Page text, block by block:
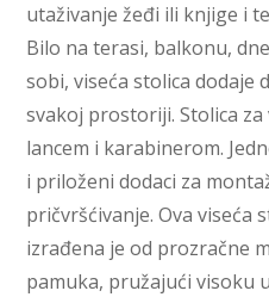
utaživanje žeđi ili knjige i
Bilo na terasi, balkonu,
sobi, viseća stolica dodaje
svakoj prostoriji. Stolica
lancem i karabinerom.
i priloženi dodaci za
pričvršćivanje. Ova viseća
izrađena je od prozračne
pamuka, pružajući visoku